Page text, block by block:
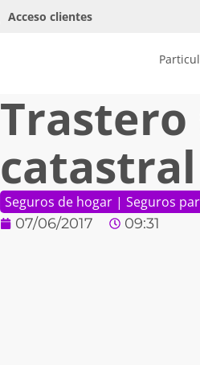
Acceso clientes
catastral
Seguros de hogar| Seguros
07/06/2017
09:31